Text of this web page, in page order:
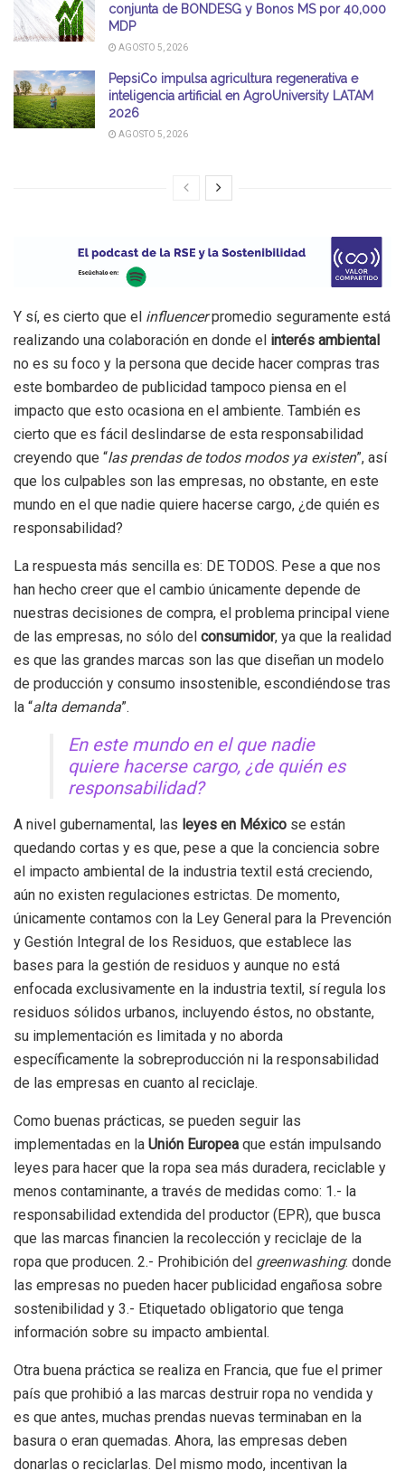
conjunta de BONDESG y Bonos MS por 40,000
MDP
AGOSTO 5, 2026
PepsiCo impulsa agricultura regenerativa e
inteligencia artificial en AgroUniversity LATAM
2026
AGOSTO 5, 2026
Y sí, es cierto que el influencerpromedio seguramente está
realizando una colaboración en donde el interés ambiental
no es su foco y la persona que decide hacer compras tras
este bombardeo de publicidad tampoco piensa en el
impacto que esto ocasiona en el ambiente. También es
cierto que es fácil deslindarse de esta responsabilidad
creyendo que “las prendas de todos modos ya existen”, así
que los culpables son las empresas, no obstante, en este
mundo en el que nadie quiere hacerse cargo, ¿de quién es
responsabilidad?
La respuesta más sencilla es: DE TODOS. Pese a que nos
han hecho creer que el cambio únicamente depende de
nuestras decisiones de compra, el problema principal viene
de las empresas, no sólo del consumidor, ya que la realidad
es que las grandes marcas son las que diseñan un modelo
de producción y consumo insostenible, escondiéndose tras
la “alta demanda”.
En este mundo en el que nadie
quiere hacerse cargo, ¿de quién es
responsabilidad?
A nivel gubernamental, las leyes en México se están
quedando cortas y es que, pese a que la conciencia sobre
el impacto ambiental de la industria textil está creciendo,
aún no existen regulaciones estrictas. De momento,
únicamente contamos con la Ley General para la Prevención
y Gestión Integral de los Residuos, que establece las
bases para la gestión de residuos y aunque no está
enfocada exclusivamente en la industria textil, sí regula los
residuos sólidos urbanos, incluyendo éstos, no obstante,
su implementación es limitada y no aborda
específicamente la sobreproducción ni la responsabilidad
de las empresas en cuanto al reciclaje.
Como buenas prácticas, se pueden seguir las
implementadas en la Unión Europea que están impulsando
leyes para hacer que la ropa sea más duradera, reciclable y
menos contaminante, a través de medidas como: 1.- la
responsabilidad extendida del productor (EPR), que busca
que las marcas financien la recolección y reciclaje de la
ropa que producen. 2.- Prohibición del greenwashing: donde
las empresas no pueden hacer publicidad engañosa sobre
sostenibilidad y 3.- Etiquetado obligatorio que tenga
información sobre su impacto ambiental.
Otra buena práctica se realiza en Francia, que fue el primer
país que prohibió a las marcas destruir ropa no vendida y
es que antes, muchas prendas nuevas terminaban en la
basura o eran quemadas. Ahora, las empresas deben
donarlas o reciclarlas. Del mismo modo, incentivan la